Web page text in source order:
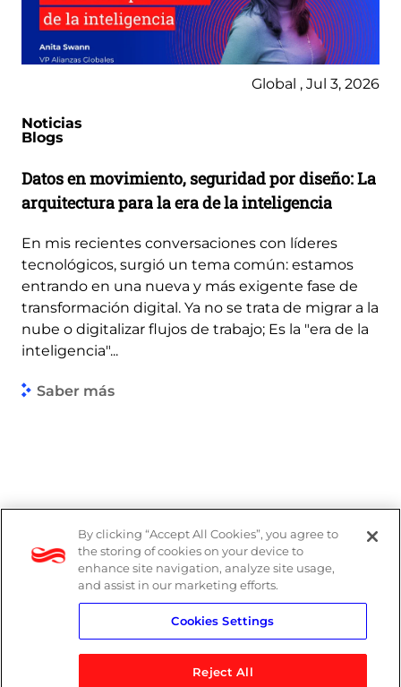
Global , Jul 3, 2026
Noticias
Blogs
Datos en movimiento, seguridad por diseño: La
arquitectura para la era de la inteligencia
En mis recientes conversaciones con líderes
tecnológicos, surgió un tema común: estamos
entrando en una nueva y más exigente fase de
transformación digital. Ya no se trata de migrar a la
nube o digitalizar flujos de trabajo; Es la "era de la
inteligencia"...
Saber más
By clicking “Accept All Cookies”, you agree to
the storing of cookies on your device to
enhance site navigation, analyze site usage,
and assist in our marketing efforts.
Cookies Settings
Reject All